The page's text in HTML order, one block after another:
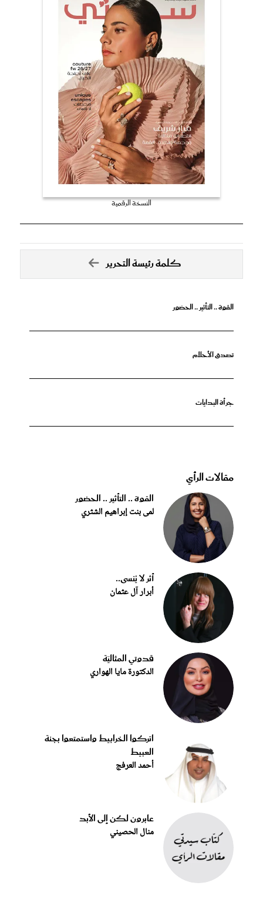
النسخة الرقمية
كلمة رئيسة التحرير
القوة .. التأثير .. الحضور
تصدق الأحلام
جرأة البدايات
مقالات الرأي
القوة .. التأثير .. الحضور
لمى بنت إبراهيم الشثري
أثر لا يُنسى..
أبرار آل عثمان
قدوتي المثاليّة
الدكتورة مايا الهواري
اتركوا الخرابيط واستمتعوا بجنة
العبيط
أحمد العرفج
عابرون لكن إلى الأبد
منال الحصيني